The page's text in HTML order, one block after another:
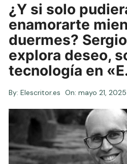
¿Y si solo
enamorarte
duermes?
explora deseo,
tecnología en
By: Elescritor.es On:mayo 21, 2025